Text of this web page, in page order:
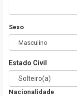
Sexo
Estado Civil
Nacionalidade